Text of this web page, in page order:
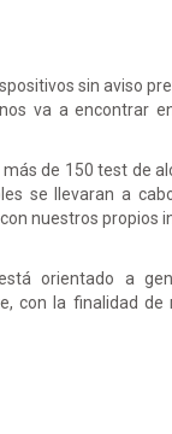
sin aviso
va a encontrar
de 150 test de
se llevaran a
nuestros propios
orientado a
con la finalidad de